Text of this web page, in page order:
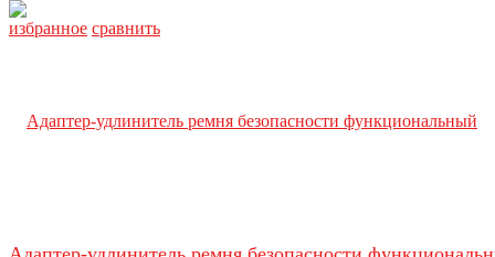
избранное сравнить